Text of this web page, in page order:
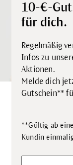
10-€-
für dich.
Regelmäßig
Infos zu
Aktionen.
Melde dich
Gutschein**
**Gültig ab
Kundin